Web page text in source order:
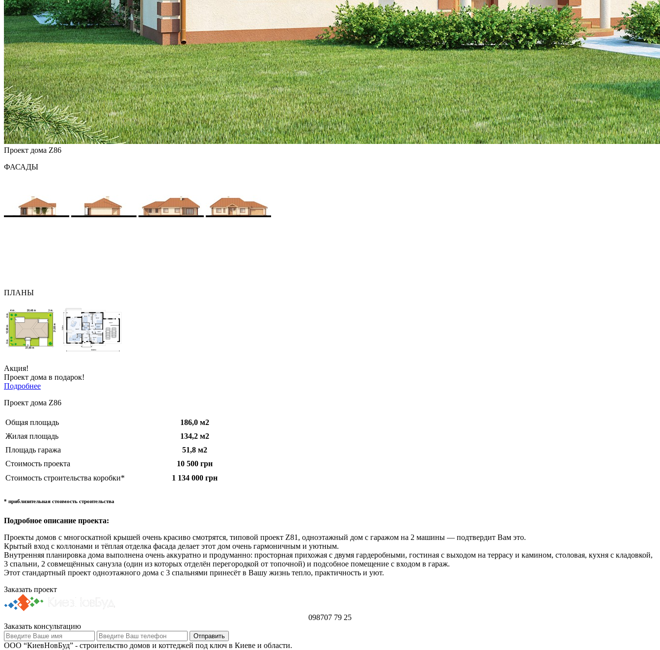
Проект дома Z86
ФАСАДЫ
ПЛАНЫ
Акция!
Проект дома в подарок!
Подробнее
Проект дома Z86
Общая площадь 186,0 м2
Жилая площадь
134,2 м2
Площадь гаража
51,8 м2
Стоимость проекта
10 500 грн
Стоимость строительства коробки*
1 134 000 грн
* приблизительная стоимость строительства
Подробное описание проекта:
Проекты домов с многоскатной крышей очень красиво смотрятся, типовой проект Z81, одноэтажный дом с гаражом на 2 машины — подтвердит Вам это.
Крытый вход с коллонами и тёплая отделка фасада делает этот дом очень гармоничным и уютным.
Внутренняя планировка дома выполнена очень аккуратно и продуманно: просторная прихожая с двумя гардеробными, гостиная с выходом на террасу и камином, столовая, кухня с кладовкой,
3 спальни, 2 совмещённых санузла (один из которых отделён перегородкой от топочной) и подсобное помещение с входом в гараж.
Этот стандартный проект одноэтажного дома с 3 спальнями принесёт в Вашу жизнь тепло, практичность и уют.
Заказать проект
098707 79 25
Заказать консультацию
ООО “КиевНовБуд” - строительство домов и коттеджей под ключ в Киеве и области.